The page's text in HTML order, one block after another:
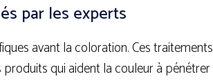
par les experts
avant la coloration. Ces
qui aident la couleur à pénétrer